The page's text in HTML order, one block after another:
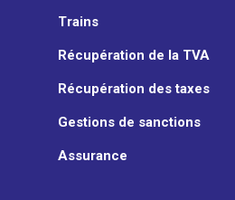
Trains
Récupération de la TVA
Récupération des taxes
Gestions de sanctions
Assurance